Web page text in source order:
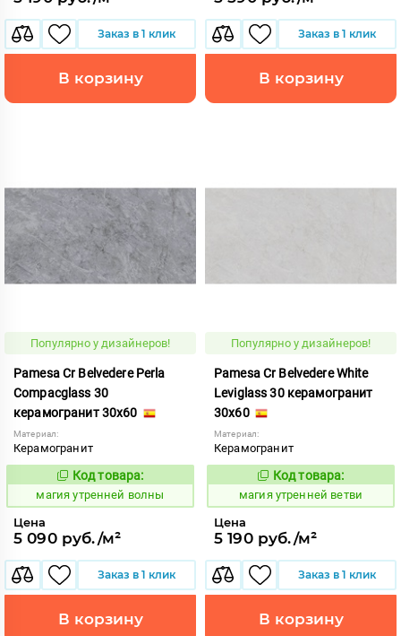
Заказ в 1 клик
В корзину
Заказ в 1 клик
В корзину
Популярно у дизайнеров!
Pamesa Cr Belvedere Perla
Compacglass 30
керамогранит 30x60
Материал:
Керамогранит
919887
Код товара:
магия утренней волны
Цена
5 090 руб./м²
Заказ в 1 клик
В корзину
Популярно у дизайнеров!
Pamesa Cr Belvedere White
Leviglass 30 керамогранит
30x60
Материал:
Керамогранит
919884
Код товара:
магия утренней ветви
Цена
5 190 руб./м²
Заказ в 1 клик
В корзину